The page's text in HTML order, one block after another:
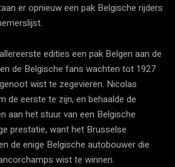
er opnieuw een pak Belgische rijders
edities een pak Belgen aan de
de Belgische fans wachten tot 1927
wist te zegevieren. Nicolas
de eerste te zijn, en behaalde de
aan het stuur van een Belgische
prestatie, want het Brusselse
de enige Belgische autobouwer die
wist te winnen.